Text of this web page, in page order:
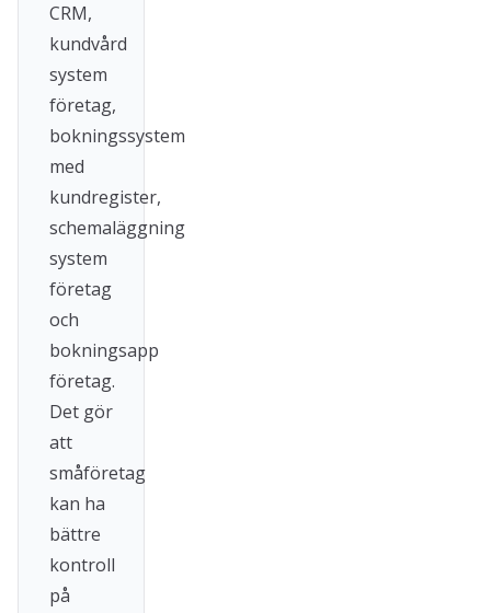
CRM,
kundvård
system
företag,
bokningssystem
med
kundregister,
schemaläggning
system
företag
och
bokningsapp
företag.
Det gör
att
småföretag
kan ha
bättre
kontroll
på